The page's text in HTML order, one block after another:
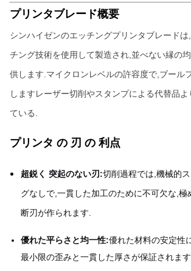
プリンタブレード概要
シンハイゼンのエッチングプリンタブレード
チング技術を使用して製造され,並べない縁の
供します.マイクロンレベルの許容度で,ブール
しますレーザー切削やスタンプによる代替品
ている.
プリンタ の 刃 の 利点
超鋭く 突起のない刃:切削過程では,機械的
グなしで,一貫した加工のために不可欠な,極
断刃が作られます.
優れた平らさと均一性:優れた材料の安定性
最小限の歪みと一貫した厚さが保証されます